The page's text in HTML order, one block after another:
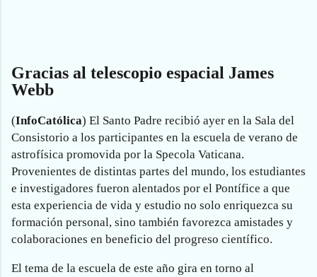
Gracias al telescopio espacial James
Webb
(InfoCatólica) El Santo Padre recibió ayer en la Sala del
Consistorio a los participantes en la escuela de verano de
astrofísica promovida por la Specola Vaticana.
Provenientes de distintas partes del mundo, los estudiantes
e investigadores fueron alentados por el Pontífice a que
esta experiencia de vida y estudio no solo enriquezca su
formación personal, sino también favorezca amistades y
colaboraciones en beneficio del progreso científico.
El tema de la escuela de este año gira en torno al